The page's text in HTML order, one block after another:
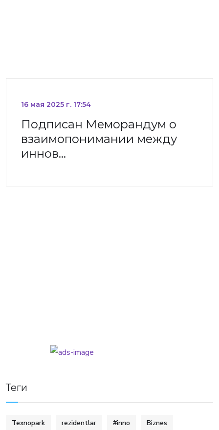
16 мая 2025 г. 17:54
Подписан Меморандум о
взаимопонимании между
иннов…
Теги
Texnopark rezidentlar #inno Biznes